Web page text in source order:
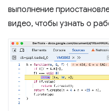
выполнение
видео, чтобы узнать о